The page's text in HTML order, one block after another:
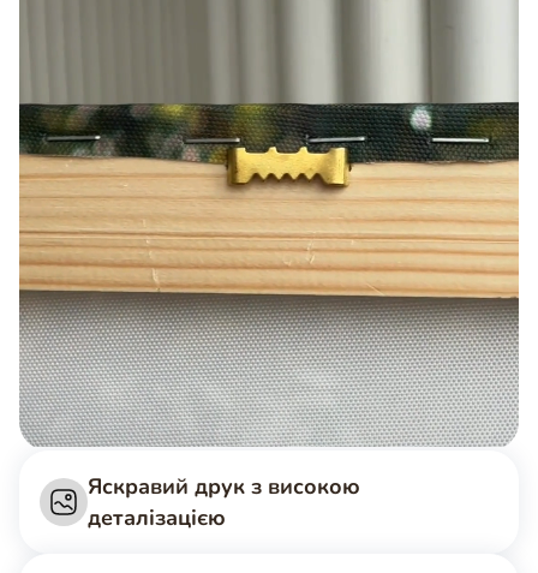
Яскравий друк з високою
деталізацією